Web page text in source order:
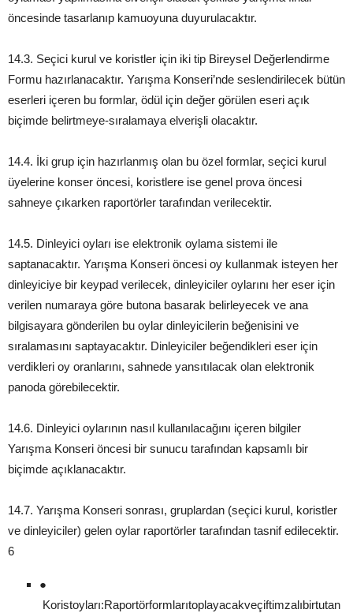
öncesinde tasarlanıp kamuoyuna duyurulacaktır.
14.3. Seçici kurul ve koristler için iki tip Bireysel Değerlendirme
Formu hazırlanacaktır. Yarışma Konseri’nde seslendirilecek bütün
eserleri içeren bu formlar, ödül için değer görülen eseri açık
biçimde belirtmeye-sıralamaya elverişli olacaktır.
14.4. İki grup için hazırlanmış olan bu özel formlar, seçici kurul
üyelerine konser öncesi, koristlere ise genel prova öncesi
sahneye çıkarken raportörler tarafından verilecektir.
14.5. Dinleyici oyları ise elektronik oylama sistemi ile
saptanacaktır. Yarışma Konseri öncesi oy kullanmak isteyen her
dinleyiciye bir keypad verilecek, dinleyiciler oylarını her eser için
verilen numaraya göre butona basarak belirleyecek ve ana
bilgisayara gönderilen bu oylar dinleyicilerin beğenisini ve
sıralamasını saptayacaktır. Dinleyiciler beğendikleri eser için
verdikleri oy oranlarını, sahnede yansıtılacak olan elektronik
panoda görebilecektir.
14.6. Dinleyici oylarının nasıl kullanılacağını içeren bilgiler
Yarışma Konseri öncesi bir sunucu tarafından kapsamlı bir
biçimde açıklanacaktır.
14.7. Yarışma Konseri sonrası, gruplardan (seçici kurul, koristler
ve dinleyiciler) gelen oylar raportörler tarafından tasnif edilecektir.
6
●
Koristoyları:Raportörformlarıtoplayacakveçiftimzalıbirtutan